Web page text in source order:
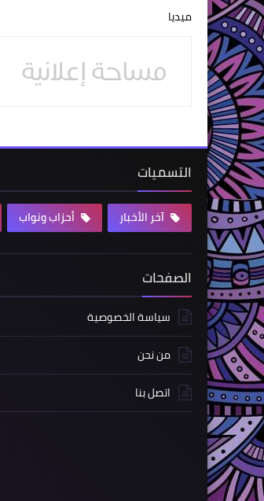
ميديا
التسميات
آخر الأخبار أحزاب ونواب
الصفحات
سياسة الخصوصية
من نحن
اتصل بنا